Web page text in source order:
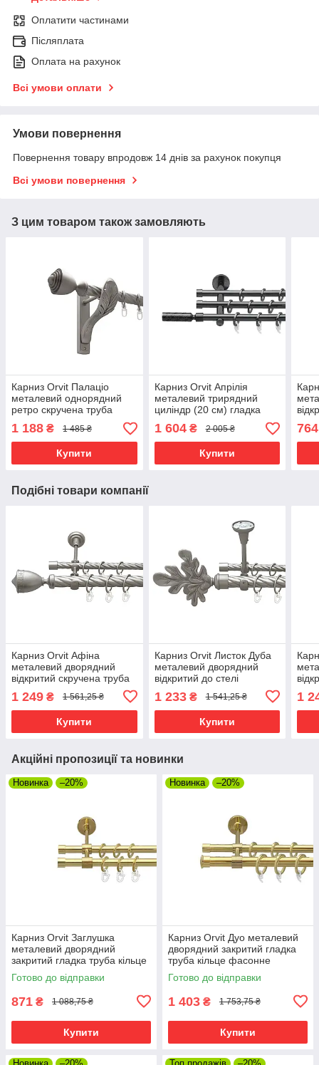
Оплатити частинами
Післяплата
Оплата на рахунок
Всі умови оплати
Умови повернення
Повернення товару впродовж 14 днів за рахунок покупця
Всі умови повернення
З цим товаром також замовляють
Карниз Orvit Палаціо
металевий однорядний
ретро скручена труба
кільце металеве Сатин 25
мм 240 см (00-00011421)
1 188 ₴ 1 485 ₴
Купити
Карниз Orvit Апрілія
металевий трирядний
циліндр (20 см) гладка
металеве Онікс 16\16\16
мм 160 см (4763371)
1 604₴ 2 005 ₴
Купити
мм
764
Подібні товари компанії
Карниз Orvit Афіна
металевий дворядний
відкритий скручена труба
25\16 мм 240 см (00-
00023510)
1 249 ₴ 1 561,25 ₴
Купити
Карниз Orvit Листок Дуба
металевий дворядний
відкритий до стелі
металеве Сатин 25\16 мм
200 см (00-00024099)
1 233₴ 1 541,25 ₴
Купити
см
1
Акційні пропозиції та новинки
Новинка –20%
Карниз Orvit Заглушка
металевий дворядний
закритий гладка труба кільце
металеве Золото 16\16 мм
240 см (00-00014513)
Готово до відправки
871 ₴ 1 088,75 ₴
Купити
Новинка –20%
Карниз Orvit Дуо металевий
дворядний закритий гладка
труба кільце фасонне
металеве Золото 19\16 мм
240 см (00-00009328)
Готово до відправки
1 403 ₴ 1 753,75 ₴
Купити